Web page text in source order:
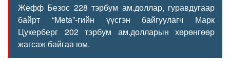
Жефф Безос 228 тэрбум ам.доллар, гуравдугаар
байрт “Meta”-гийн үүсгэн байгуулагч Марк
Цукерберг 202 тэрбум ам.долларын хөрөнгөөр
жагсаж байгаа юм.